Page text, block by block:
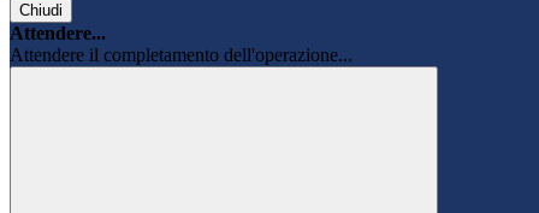
Chiudi
Attendere...
Attendere il completamento dell'operazione...